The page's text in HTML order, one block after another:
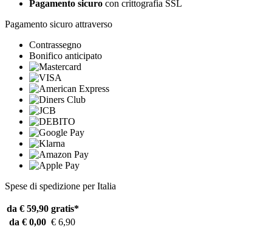
Pagamento sicuro con crittografia SSL
Pagamento sicuro attraverso
Contrassegno
Bonifico anticipato
Spese di spedizione per Italia
da € 59,90 gratis*
da € 0,00 € 6,90